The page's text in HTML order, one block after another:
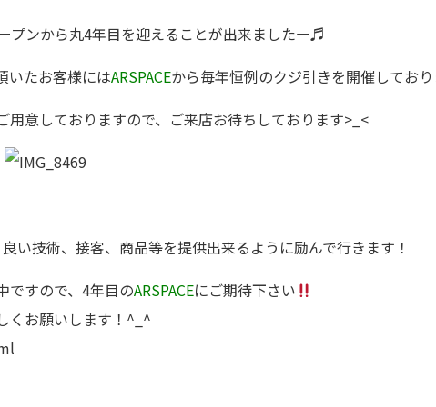
プンから丸4年目を迎えることが出来ましたー♬
いたお客様にはARSPACEから毎年恒例のクジ引きを開催してお
用意しておりますので、ご来店お待ちしております>_<
い技術、接客、商品等を提供出来るように励んで行きます！
ですので、4年目のARSPACEにご期待下さい
くお願いします！^_^